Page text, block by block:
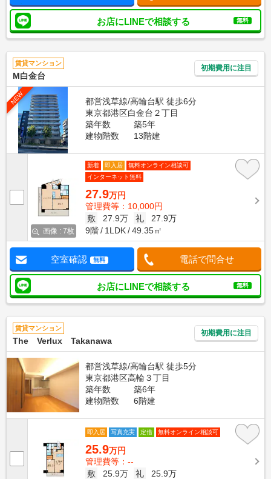
お店にLINEで相談する 無料
賃貸マンション
M白金台
初期費用に注目
NEW
都営浅草線/高輪台駅 徒歩6分
東京都港区白金台２丁目
築年数
築5年
建物階数
13階建
画像 : 7枚
新着 即入居
無料オンライン相談可
インターネット無料
27.9万円
管理費等：10,000円
敷
27.9万 礼
27.9万
9階
1LDK 49.35㎡
空室確認 無料 電話で問合せ
お店にLINEで相談する 無料
賃貸マンション
The Verlux Takanawa
初期費用に注目
都営浅草線/高輪台駅 徒歩5分
東京都港区高輪３丁目
築年数
築6年
建物階数
6階建
即入居 写真充実 定借 無料オンライン相談可
25.9万円
管理費等：--
敷
25.9万 礼
25.9万